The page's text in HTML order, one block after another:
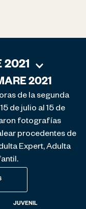
2021
2021
de la segunda
de julio al 15 de
fotografías
procedentes de
Expert, Adulta
JUVENIL